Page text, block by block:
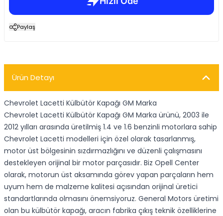
Paylaş
Ürün Detayı
Chevrolet Lacetti Külbütör Kapağı GM Marka
Chevrolet Lacetti Külbütör Kapağı GM Marka ürünü, 2003 ile
2012 yılları arasında üretilmiş 1.4 ve 1.6 benzinli motorlara sahip
Chevrolet Lacetti modelleri için özel olarak tasarlanmış,
motor üst bölgesinin sızdırmazlığını ve düzenli çalışmasını
destekleyen orijinal bir motor parçasıdır. Biz Opell Center
olarak, motorun üst aksamında görev yapan parçaların hem
uyum hem de malzeme kalitesi açısından orijinal üretici
standartlarında olmasını önemsiyoruz. General Motors üretimi
olan bu külbütör kapağı, aracın fabrika çıkış teknik özelliklerine